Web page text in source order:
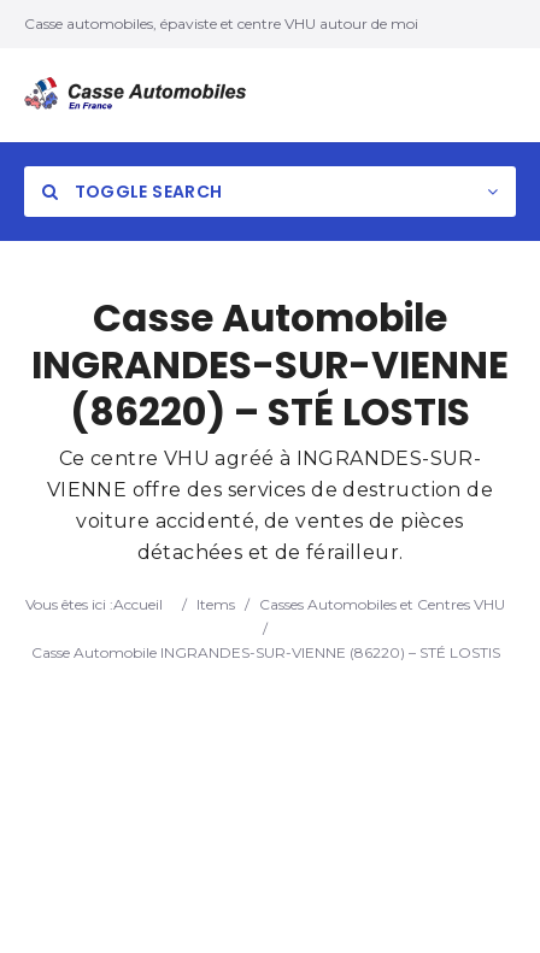
Casse automobiles, épaviste et centre VHU autour de moi
TOGGLE SEARCH
Casse Automobile
INGRANDES-SUR-VIENNE
(86220) – STÉ LOSTIS
Ce centre VHU agréé à INGRANDES-SUR-
VIENNE offre des services de destruction de
voiture accidenté, de ventes de pièces
détachées et de férailleur.
Vous êtes ici :Accueil / Items / Casses Automobiles et Centres VHU
/
Casse Automobile INGRANDES-SUR-VIENNE (86220) – STÉ LOSTIS